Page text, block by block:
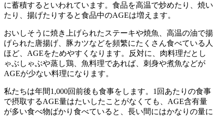
に蓄積するといわれています。食品を高温で炒めたり、焼い
たり、揚げたりすると食品中のAGEは増えます。
おいしそうに焼き上げられたステーキや焼魚、高温の油で揚
げられた唐揚げ、豚カツなどを頻繁にたくさん食べている人
ほど、AGEをためやすくなります。反対に、肉料理だとし
ゃぶしゃぶや蒸し鶏、魚料理であれば、刺身や煮魚などが
AGEが少ない料理になります。
私たちは年間1,000回前後も食事をします。1回あたりの食事
で摂取するAGE量はたいしたことがなくても、AGE含有量
が多い食べ物ばかり食べていると、長い間にはかなりの量に